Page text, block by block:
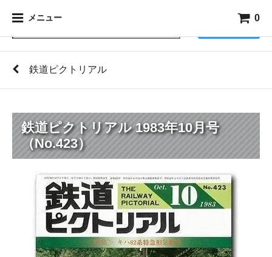
メニュー 0
鉄道ピクトリアル
鉄道ピクトリアル 1983年10月号
（No.423）